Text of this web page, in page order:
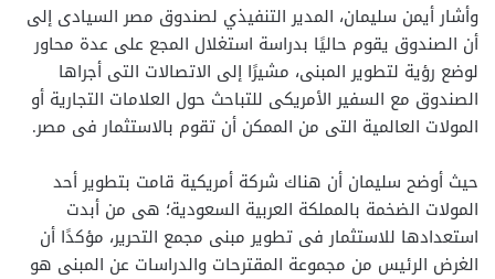
وأشار أيمن سليمان، المدير التنفيذي لصندوق مصر السيادى إلى
أن الصندوق يقوم حاليًا بدراسة استغلال المجع على عدة محاور
لوضع رؤية لتطوير المبنى، مشيرًا إلى الاتصالات التى أجراها
الصندوق مع السفير الأمريكى للتباحث حول العلامات التجارية أو
المولات العالمية التى من الممكن أن تقوم بالاستثمار فى مصر.
حيث أوضح سليمان أن هناك شركة أمريكية قامت بتطوير أحد
المولات الضخمة بالمملكة العربية السعودية؛ هى من أبدت
استعدادها للاستثمار فى تطوير مبنى مجمع التحرير، مؤكدًا أن
الغرض الرئيس من مجموعة المقترحات والدراسات عن المبنى هو